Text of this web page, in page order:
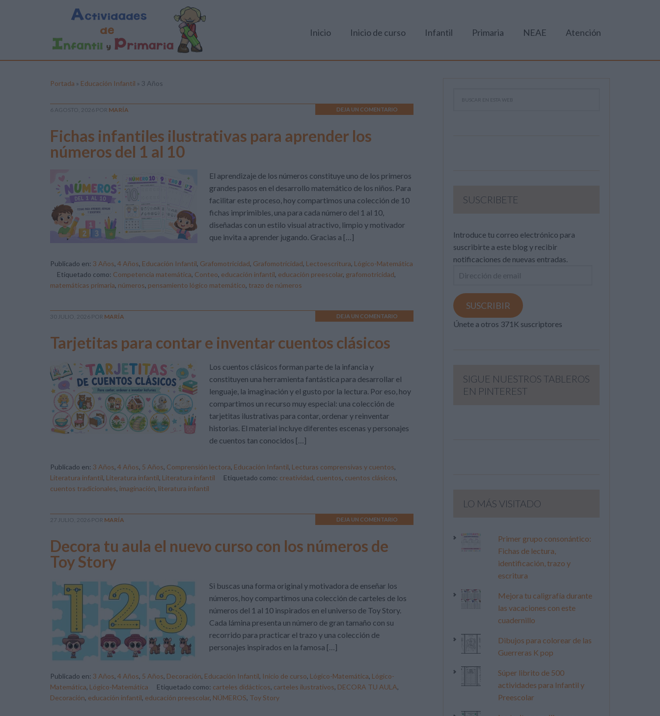
Inicio Inicio de curso Infantil Primaria NEAE Atención
Portada » Educación Infantil » 3 Años
6 AGOSTO, 2026 POR MARÍA DEJA UN COMENTARIO
Fichas infantiles ilustrativas para aprender los
números del 1 al 10
El aprendizaje de los números constituye uno de los primeros
grandes pasos en el desarrollo matemático de los niños. Para
facilitar este proceso, hoy compartimos una colección de 10
fichas imprimibles, una para cada número del 1 al 10,
diseñadas con un estilo visual atractivo, limpio y motivador
que invita a aprender jugando. Gracias a […]
Publicado en: 3 Años, 4 Años, Educación Infantil, Grafomotricidad, Grafomotricidad, Lectoescritura, Lógico-Matemática
Etiquetado como: Competencia matemática, Conteo, educación infantil, educación preescolar, grafomotricidad,
matemáticas primaria, números, pensamiento lógico matemático, trazo de números
30 JULIO, 2026 POR MARÍA DEJA UN COMENTARIO
Tarjetitas para contar e inventar cuentos clásicos
Los cuentos clásicos forman parte de la infancia y
constituyen una herramienta fantástica para desarrollar el
lenguaje, la imaginación y el gusto por la lectura. Por eso, hoy
compartimos un recurso muy especial: una colección de
tarjetitas ilustrativas para contar, ordenar y reinventar
historias. El material incluye diferentes escenas y personajes
de cuentos tan conocidos […]
Publicado en: 3 Años, 4 Años, 5 Años, Comprensión lectora, Educación Infantil, Lecturas comprensivas y cuentos,
Literatura infantil, Literatura infantil, Literatura infantil Etiquetado como: creatividad, cuentos, cuentos clásicos,
cuentos tradicionales, imaginación, literatura infantil
27 JULIO, 2026 POR MARÍA DEJA UN COMENTARIO
Decora tu aula el nuevo curso con los números de
Toy Story
Si buscas una forma original y motivadora de enseñar los
números, hoy compartimos una colección de carteles de los
números del 1 al 10 inspirados en el universo de Toy Story.
Cada lámina presenta un número de gran tamaño con su
recorrido para practicar el trazo y una colección de
personajes inspirados en la famosa […]
Publicado en: 3 Años, 4 Años, 5 Años, Decoración, Educación Infantil, Inicio de curso, Lógico-Matemática, Lógico-
Matemática, Lógico-Matemática Etiquetado como: carteles didácticos, carteles ilustrativos, DECORA TU AULA,
Decoración, educación infantil, educación preescolar, NÚMEROS, Toy Story
SUSCRIBETE
Introduce tu correo electrónico para
suscribirte a este blog y recibir
notificaciones de nuevas entradas.
Dirección
email
SUSCRIBIR
Únete a otros 371K suscriptores
SIGUE NUESTROS TABLEROS
EN PINTEREST
LO MÁS VISITADO
Primer grupo consonántico:
Fichas de lectura,
identificación, trazo y
escritura
Mejora tu caligrafía durante
las vacaciones con este
cuadernillo
Dibujos para colorear de las
Guerreras K pop
Súper librito de 500
actividades para Infantil y
Preescolar